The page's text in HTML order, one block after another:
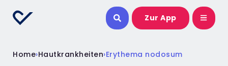
Zur App
Home›Hautkrankheiten›Erythema nodosum